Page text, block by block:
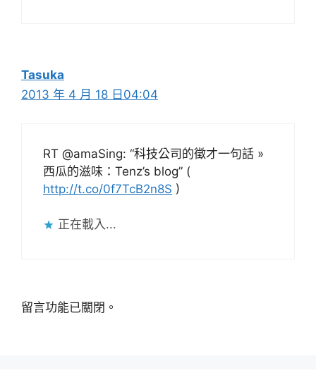
Tasuka
2013 年 4 月 18 日04:04
RT @amaSing: “科技公司的徵才一句話 »
西瓜的滋味：Tenz’s blog” (
http://t.co/0f7TcB2n8S )
正在載入...
留言功能已關閉。